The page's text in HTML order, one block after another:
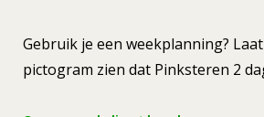
Gebruik je een weekplanning?
pictogram zien dat Pinksteren 2